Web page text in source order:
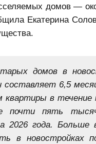
домов —
Екатерина
домов в
составляет 6,5
квартиры в течение
почти пять
года. Больше
в новостройках